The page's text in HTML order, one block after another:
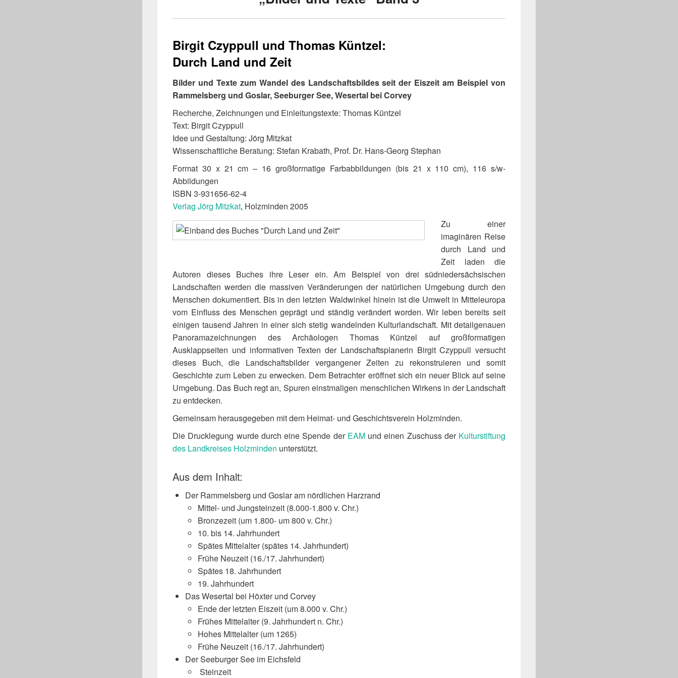
Birgit Czyppull und Thomas Küntzel:
Durch Land und Zeit
Bilder und Texte zum Wandel des Landschaftsbildes seit der Eiszeit am Beispiel von
Rammelsberg und Goslar, Seeburger See, Wesertal bei Corvey
Recherche, Zeichnungen und Einleitungstexte: Thomas Küntzel
Text: Birgit Czyppull
Idee und Gestaltung: Jörg Mitzkat
Wissenschaftliche Beratung: Stefan Krabath, Prof. Dr. Hans-Georg Stephan
Format 30 x 21 cm – 16 großformatige Farbabbildungen (bis 21 x 110 cm), 116 s/w-
Abbildungen
ISBN 3-931656-62-4
Verlag Jörg Mitzkat, Holzminden 2005
Zu einer
imaginären Reise
durch Land und
Zeit laden die
Autoren dieses Buches ihre Leser ein. Am Beispiel von drei südniedersächsischen
Landschaften werden die massiven Veränderungen der natürlichen Umgebung durch den
Menschen dokumentiert. Bis in den letzten Waldwinkel hinein ist die Umwelt in Mitteleuropa
vom Einfluss des Menschen geprägt und ständig verändert worden. Wir leben bereits seit
einigen tausend Jahren in einer sich stetig wandelnden Kulturlandschaft. Mit detailgenauen
Panoramazeichnungen des Archäologen Thomas Küntzel auf großformatigen
Ausklappseiten und informativen Texten der Landschaftsplanerin Birgit Czyppull versucht
dieses Buch, die Landschaftsbilder vergangener Zeiten zu rekonstruieren und somit
Geschichte zum Leben zu erwecken. Dem Betrachter eröffnet sich ein neuer Blick auf seine
Umgebung. Das Buch regt an, Spuren einstmaligen menschlichen Wirkens in der Landschaft
zu entdecken.
Gemeinsam herausgegeben mit dem Heimat- und Geschichtsverein Holzminden.
Die Drucklegung wurde durch eine Spende der EAMund einen Zuschuss der Kulturstiftung
des Landkreises Holzminden unterstützt.
Aus dem Inhalt:
Der Rammelsberg und Goslar am nördlichen Harzrand
Mittel- und Jungsteinzeit (8.000-1.800 v. Chr.)
Bronzezeit (um 1.800- um 800 v. Chr.)
10. bis 14. Jahrhundert
Spätes Mittelalter (spätes 14. Jahrhundert)
Frühe Neuzeit (16./17. Jahrhundert)
Spätes 18. Jahrhundert
19. Jahrhundert
Das Wesertal bei Höxter und Corvey
Ende der letzten Eiszeit (um 8.000 v. Chr.)
Frühes Mittelalter (9. Jahrhundert n. Chr.)
Hohes Mittelalter (um 1265)
Frühe Neuzeit (16./17. Jahrhundert)
Der Seeburger See im Eichsfeld
Steinzeit